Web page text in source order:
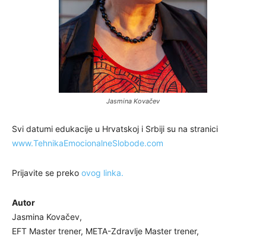
Jasmina Kovačev
Svi datumi edukacije u Hrvatskoj i Srbiji su na stranici
www.TehnikaEmocionalneSlobode.com
Prijavite se preko ovog linka.
Autor
Jasmina Kovačev,
EFT Master trener, META-Zdravlje Master trener,